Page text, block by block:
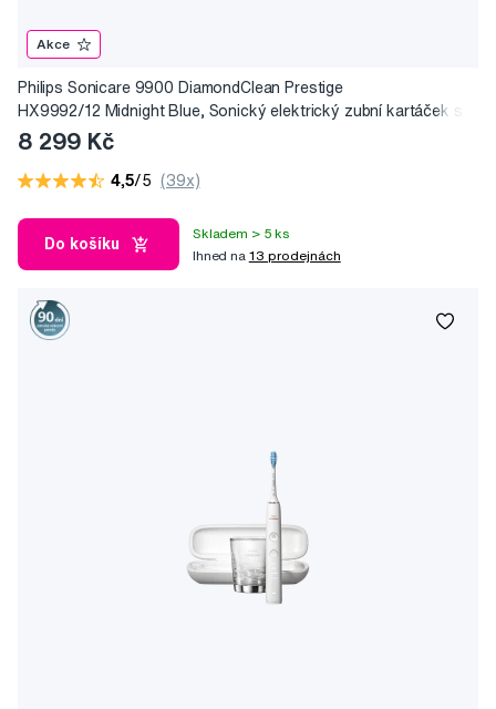
Akce
Philips Sonicare 9900 DiamondClean Prestige
HX9992/12 Midnight Blue, Sonický elektrický zubní kartáček s
aplikací
8 299 Kč
4,5/5 (39x)
Do košíku
Skladem > 5 ks
Ihned na 13 prodejnách